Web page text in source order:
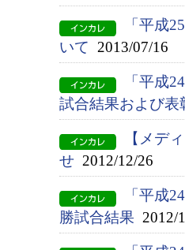
「平成
いて 2013/07/16
「平成
試合結果および表
【メデ
せ 2012/12/26
「平成
勝試合結果 2012/